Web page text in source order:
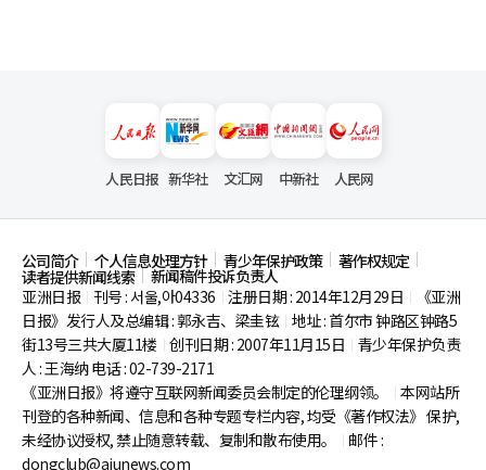
人民日报 新华社 文汇网 中新社 人民网
公司简介 个人信息处理方针 青少年保护政策 著作权规定
读者提供新闻线索
新闻稿件投诉负责人
亚洲日报
刊号 : 서울,아04336 注册日期 : 2014年12月29日
《亚洲
日报》发行人及总编辑 : 郭永吉、梁圭铉 地址 : 首尔市钟路区钟路5
街13号三共大厦11楼 创刊日期 : 2007年11月15日
青少年保护负责
人 : 王海纳 电话 : 02-739-2171
《亚洲日报》将遵守互联网新闻委员会制定的伦理纲领。
本网站所
刊登的各种新闻、信息和各种专题专栏内容, 均受《著作权法》 保护,
未经协议授权, 禁止随意转载、复制和散布使用。
邮件 :
dongclub@ajunews.com